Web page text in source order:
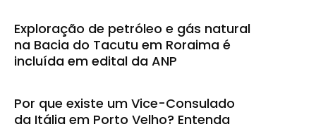
Exploração de petróleo e gás natural
na Bacia do Tacutu em Roraima é
incluída em edital da ANP
Por que existe um Vice-Consulado
da Itália em Porto Velho? Entenda